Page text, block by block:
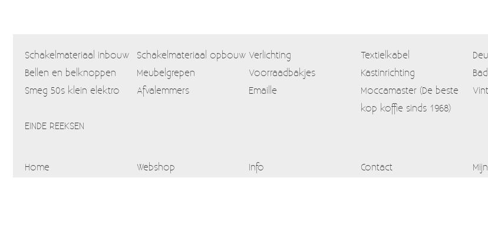
Schakelmateriaal inbouw Schakelmateriaal opbouw Verlichting Textielkabel
Bellen en belknoppen
Meubelgrepen Voorraadbakjes Kastinrichting
Smeg 50s klein elektro
Afvalemmers Emaille
Moccamaster (De beste
kop koffie sinds 1968)
EINDE REEKSEN
Home Webshop Info Contact